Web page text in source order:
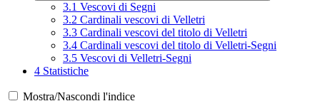
3.1 Vescovi di Segni
3.2 Cardinali vescovi di Velletri
3.3 Cardinali vescovi del titolo di Velletri
3.4 Cardinali vescovi del titolo di Velletri-Segni
3.5 Vescovi di Velletri-Segni
4 Statistiche
Mostra/Nascondi l'indice